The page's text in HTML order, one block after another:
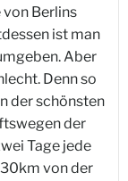
Berlins
ist man
Aber
Denn so
der schönsten
der
Tage jede
von der